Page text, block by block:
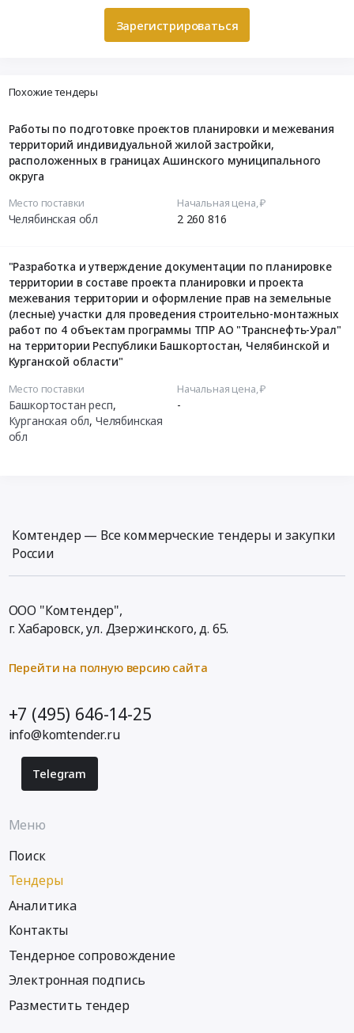
Зарегистрироваться
Похожие тендеры
Работы по подготовке проектов планировки и межевания
территорий индивидуальной жилой застройки,
расположенных в границах Ашинского муниципального
округа
Место поставки
Челябинская обл
Начальная цена, ₽
2 260 816
"Разработка и утверждение документации по планировке
территории в составе проекта планировки и проекта
межевания территории и оформление прав на земельные
(лесные) участки для проведения строительно-монтажных
работ по 4 объектам программы ТПР АО "Транснефть-Урал"
на территории Республики Башкортостан, Челябинской и
Курганской области"
Место поставки
Башкортостан респ,
Курганская обл, Челябинская
обл
Начальная цена, ₽
-
Комтендер — Все коммерческие тендеры и закупки
России
ООО "Комтендер",
г. Хабаровск,ул. Дзержинского, д. 65.
Перейти на полную версию сайта
+7 (495) 646-14-25
info@komtender.ru
Telegram
Меню
Поиск
Тендеры
Аналитика
Контакты
Тендерное сопровождение
Электронная подпись
Разместить тендер